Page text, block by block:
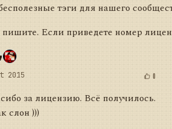
тэги для нашего
Если приведете номер
2015 0
за лицензию. Всё получилось.
слон )))